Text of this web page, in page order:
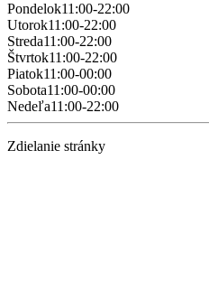
Pondelok11:00-22:00
Utorok11:00-22:00
Streda11:00-22:00
Štvrtok11:00-22:00
Piatok11:00-00:00
Sobota11:00-00:00
Nedeľa11:00-22:00
Zdielanie stránky